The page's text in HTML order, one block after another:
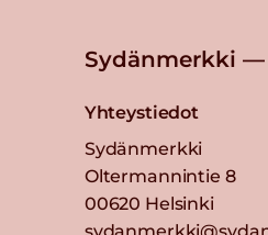
Sydänmerkki —
Yhteystiedot
Sydänmerkki
Oltermannintie 8
00620 Helsinki